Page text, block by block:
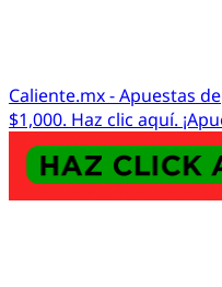
Caliente.mx - Apuestas
$1,000. Haz clic aquí.